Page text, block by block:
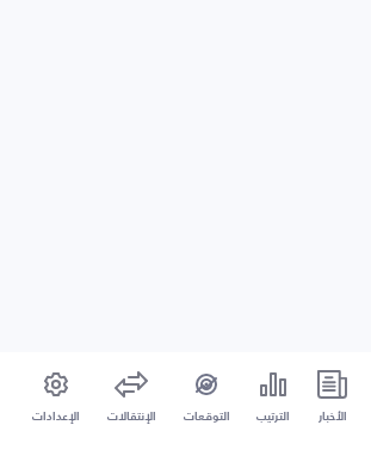
الأخبار الترتيب التوقعات الإنتقالات الإعدادات